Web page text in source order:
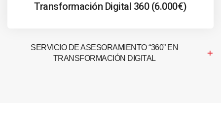
Transformación Digital 360 (6.000€)
SERVICIO DE ASESORAMIENTO “360” EN
TRANSFORMACIÓN DIGITAL